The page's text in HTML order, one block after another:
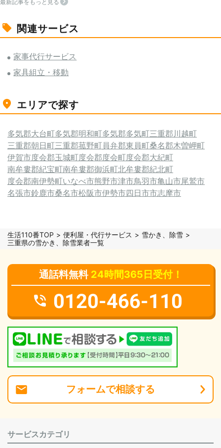
最新記事をもっと見る
関連サービス
家事代行サービス
家具組立・移動
エリアで探す
多気郡大台町多気郡明和町多気郡多気町三重郡川越町
三重郡朝日町三重郡菰野町員弁郡東員町桑名郡木曽岬町
伊賀市度会郡玉城町度会郡度会町度会郡大紀町
南牟婁郡紀宝町南牟婁郡御浜町北牟婁郡紀北町
度会郡南伊勢町いなべ市熊野市津市鳥羽市亀山市尾鷲市
名張市鈴鹿市桑名市松阪市伊勢市四日市市志摩市
生活110番TOP 便利屋・代行サービス
雪かき、除雪
三重県の雪かき、除雪業者一覧
通話料無料 24時間365日受付！
0120-466-110
フォームで相談する
サービスカテゴリ